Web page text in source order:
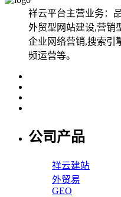
祥云平台主营业务：
外贸型网站建设,营销
企业网络营销,搜索引
频运营等。
公司产品
祥云建站
外贸易
GEO